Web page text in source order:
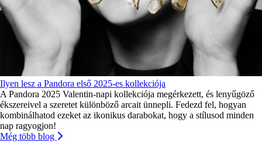
Ilyen lesz a Pandora első 2025-es kollekciója
A Pandora 2025 Valentin-napi kollekciója megérkezett, és lenyűgöző
ékszereivel a szeretet különböző arcait ünnepli. Fedezd fel, hogyan
kombinálhatod ezeket az ikonikus darabokat, hogy a stílusod minden
nap ragyogjon!
Még több blog